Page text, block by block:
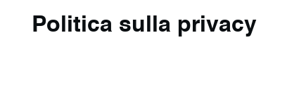
Politica sulla privacy